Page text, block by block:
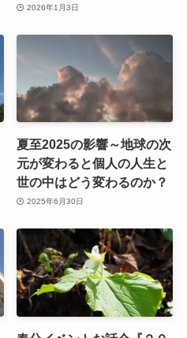
2026年1月3日
夏至2025の影響～地球の次
元が変わると個人の人生と
世の中はどう変わるのか？
2025年6月30日